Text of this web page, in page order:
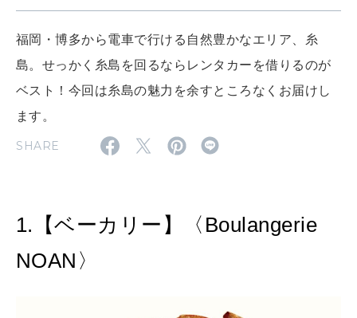
WORK&MONEY
いい人生って？
特集
2026年8月号『お茶の時間です。』
2026年7月号「鎌倉 ローカルが 教えてくれた 本当の歩き方。」
MAGAZINE
福岡・博多から電車で行ける自然豊かなエリア、糸
島。せっかく糸島を回るならレンタカーを借りるのが
ベスト！今回は糸島の魅力を余すところなくお届けし
ます。
SHARE
1.【ベーカリー】〈Boulangerie
NOAN〉